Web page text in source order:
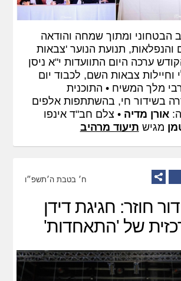
הבטחוני ומתוך שמחה והודאה
והנפלאות, תנועת הנוער 'צבאות
ערכה היום התוועדות י"א ניסן
וחיילות צבאות השם, לכבוד יום
מלך המשיח • התוכנית
בשידור חי, בהשתתפות אלפים
אורן מדיה • צלם חב"ד אינפו
מגיש תיעוד מרהיב
ח׳ בטבת ה׳תשפ״ו
חוזר: חגיגת דידן
של 'התאחדות'